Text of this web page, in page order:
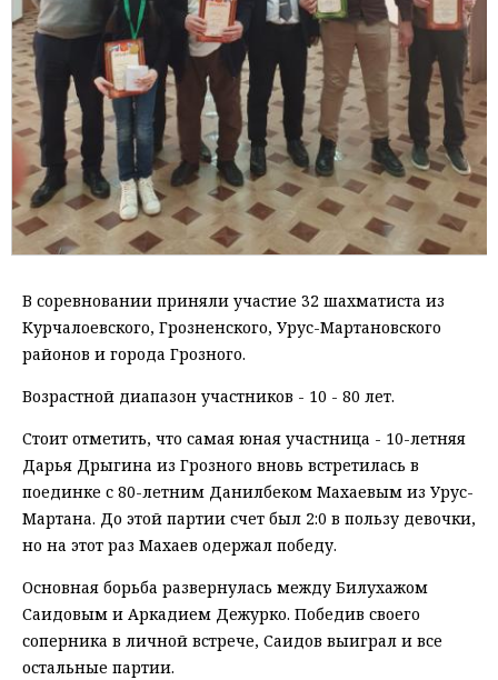
В соревновании приняли участие 32 шахматиста из
Курчалоевского, Грозненского, Урус-Мартановского
районов и города Грозного.
Возрастной диапазон участников - 10 - 80 лет.
Стоит отметить, что самая юная участница - 10-летняя
Дарья Дрыгина из Грозного вновь встретилась в
поединке с 80-летним Данилбеком Махаевым из Урус-
Мартана. До этой партии счет был 2:0 в пользу девочки,
но на этот раз Махаев одержал победу.
Основная борьба развернулась между Билухажом
Саидовым и Аркадием Дежурко. Победив своего
соперника в личной встрече, Саидов выиграл и все
остальные партии.